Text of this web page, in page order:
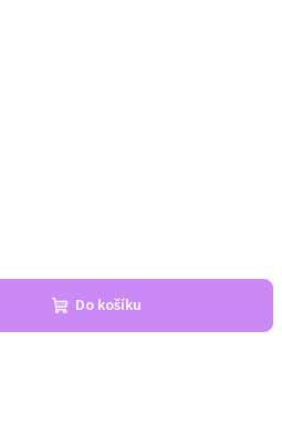
Do košíku